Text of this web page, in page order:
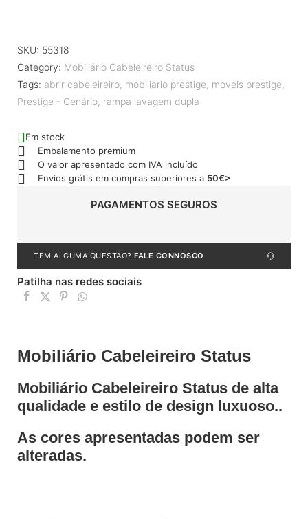
SKU: 55318
Category: Mobiliário Cabeleireiro Status
Tags: abrir cabeleireiro, mobiliario prestige, moveis prestige,
Prestige - Cenário, rampa lavagem dupla
Em stock
Embalamento premium
O valor apresentado com IVA incluído
Envios grátis em compras superiores a 50€>
PAGAMENTOS SEGUROS
TEM ALGUMA QUESTÃO? FALE CONNOSCO
Patilha nas redes sociais
Mobiliário Cabeleireiro Status
Mobiliário Cabeleireiro Status de alta
qualidade e estilo de design luxuoso..
As cores apresentadas podem ser
alteradas.